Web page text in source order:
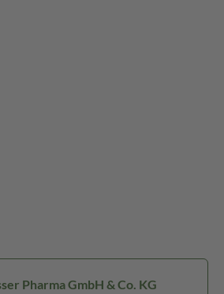
Pharma GmbH & Co. KG